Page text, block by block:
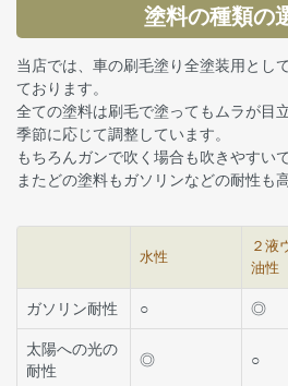
塗料の種類の
当店では、車の刷毛塗り全塗装用とし
ております。
全ての塗料は刷毛で塗ってもムラが目
季節に応じて調整しています。
もちろんガンで吹く場合も吹きやすいで
またどの塗料もガソリンなどの耐性も
水性
２液
油性
ガソリン耐性 ○ ◎
太陽への光の
耐性
◎ ○